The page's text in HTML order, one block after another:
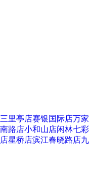
三里亭店赛银国际店万
路店小和山店闲林七
星桥店滨江春晓路店